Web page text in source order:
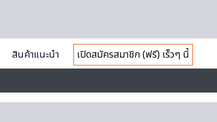
สินค้าแนะนำ
เปิดสมัครสมาชิก (ฟรี) เร็วๆ นี้